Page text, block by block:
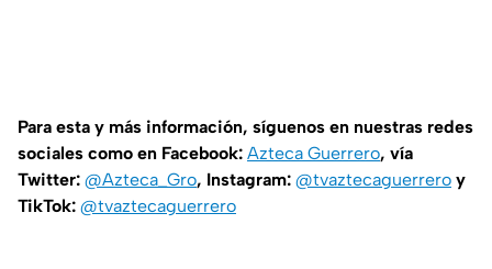
Para esta y más información, síguenos en nuestras redes
sociales como en Facebook: Azteca Guerrero, vía
Twitter: @Azteca_Gro, Instagram: @tvaztecaguerrero y
TikTok: @tvaztecaguerrero